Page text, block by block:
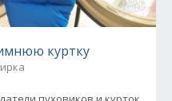
куртку